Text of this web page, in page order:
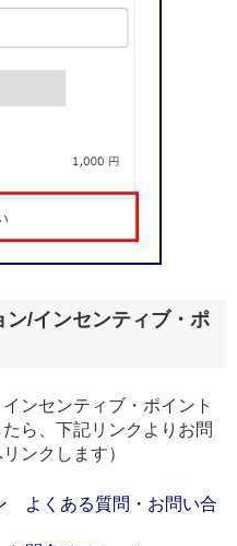
/インセンティブ・ポ
ンセンティブ・ポイント
ら、下記リンクよりお問
ンクします）
よくある質問・お問い合